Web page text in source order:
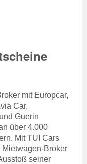
mit Europcar,
Car,
Guerin
über 4.000
Mit TUI Cars
Broker
seiner